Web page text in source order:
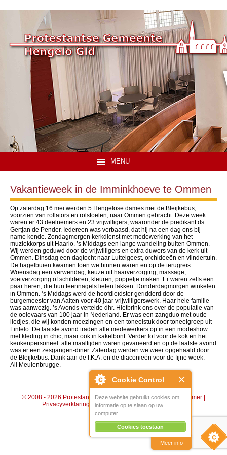
Cookie Control
Deze website gebruikt cookies om
informatie op te slaan op uw
computer.
Cookies toestaan
Meer info
MENU
Vakantieweek in de Imminkhoeve te Ommen
Op zaterdag 16 mei werden 5 Hengelose dames met de Bleijkebus,
voorzien van rollators en rolstoelen, naar Ommen gebracht. Deze week
waren er 43 deelnemers en 23 vrijwilligers, waaronder de predikant ds.
Gertjan de Pender. Iedereen was verbaasd, dat hij na een dag ons bij
name kende. Zondagmorgen kerkdienst met medewerking van het
muziekkorps uit Haarlo. ’s Middags een lange wandeling buiten Ommen.
Wij werden geduwd door de vrijwilligers en extra duwers van de kerk uit
Ommen. Dinsdag een dagtocht naar Luttelgeest, orchideeën en vlindertuin.
De hagelbuien kwamen toen we binnen waren en op de terugreis.
Woensdag een verwendag, keuze uit haarverzorging, massage,
voetverzorging of schilderen, kleuren, poppetje maken. Er waren zelfs een
paar heren, die hun teennagels lieten lakken. Donderdagmorgen winkelen
in Ommen. ’s Middags werd de hoofdleidster geridderd door de
burgemeester van Aalten voor 40 jaar vrijwilligerswerk. Haar hele familie
was aanwezig. ’s Avonds vertelde dhr. Hietbrink ons over de populatie van
de ooievaars van 100 jaar in Nederland. Er was een zangduo met oude
liedjes, die wij konden meezingen en een toneelstuk door toneelgroep uit
Lintelo. De laatste avond traden alle medewerkers op in een modeshow
met kleding in chic, maar ook in kakelbont. Verder lof voor de kok en het
keukenpersoneel: alle maaltijden waren gevarieerd en op de laatste avond
was er een zesgangen-diner. Zaterdag werden we weer opgehaald door
de Bleijkebus. Dank aan de I.K.A. en de diaconieën voor de fijne week.
Ali Meulenbrugge.
© 2008 - 2026 Protestantse Gemeente Hengelo (Gld) |Disclaimer |
Privacyverklaring
Algemene voorwaarden|